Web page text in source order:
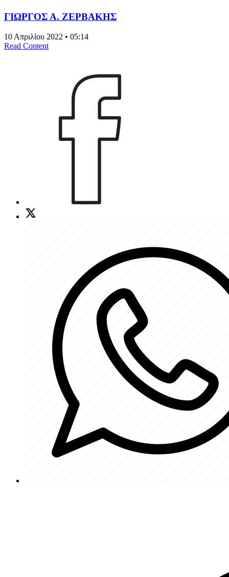
ΓΙΩΡΓΟΣ Α. ΖΕΡΒΑΚΗΣ
10 Απριλίου 2022 • 05:14
Read Content